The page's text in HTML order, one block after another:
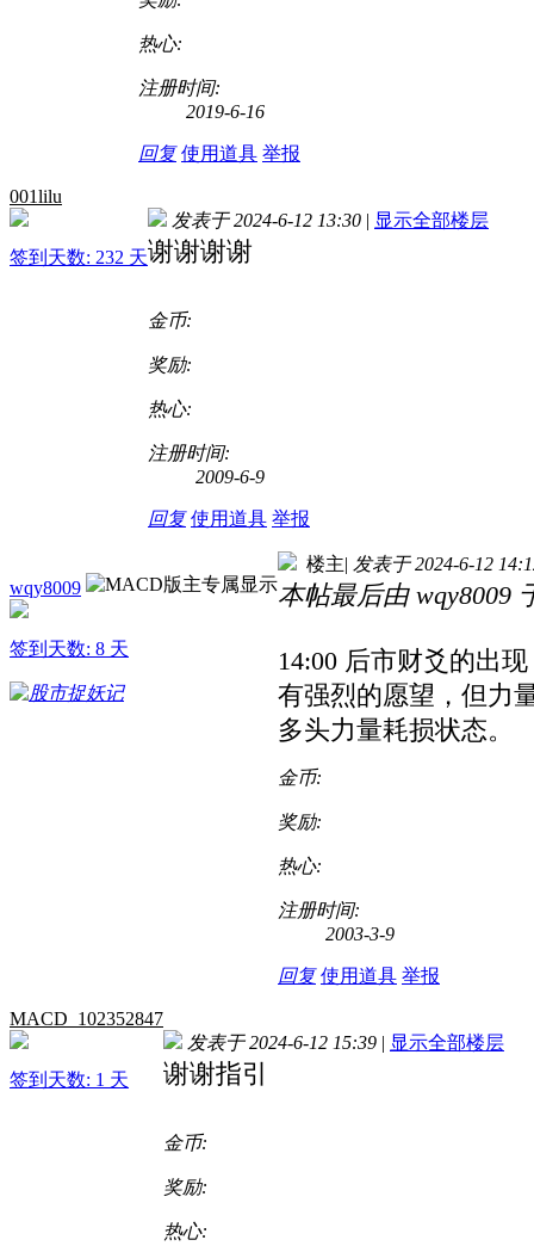
热心:
注册时间:
2019-6-16
回复 使用道具 举报
001lilu
签到天数: 232 天
发表于 2024-6-12 13:30 | 显示全部楼层
谢谢谢谢
金币:
奖励:
热心:
注册时间:
2009-6-9
回复 使用道具 举报
wqy8009
签到天数: 8 天
楼主| 发表于 2024-6-12
本帖最后由 wqy8009
14:00 后市财爻的出
有强烈的愿望，但力
多头力量耗损状态。
金币:
奖励:
热心:
注册时间:
2003-3-9
回复 使用道具 举报
MACD_102352847
签到天数: 1 天
发表于 2024-6-12 15:39 | 显示全部楼层
谢谢指引
金币:
奖励:
热心: